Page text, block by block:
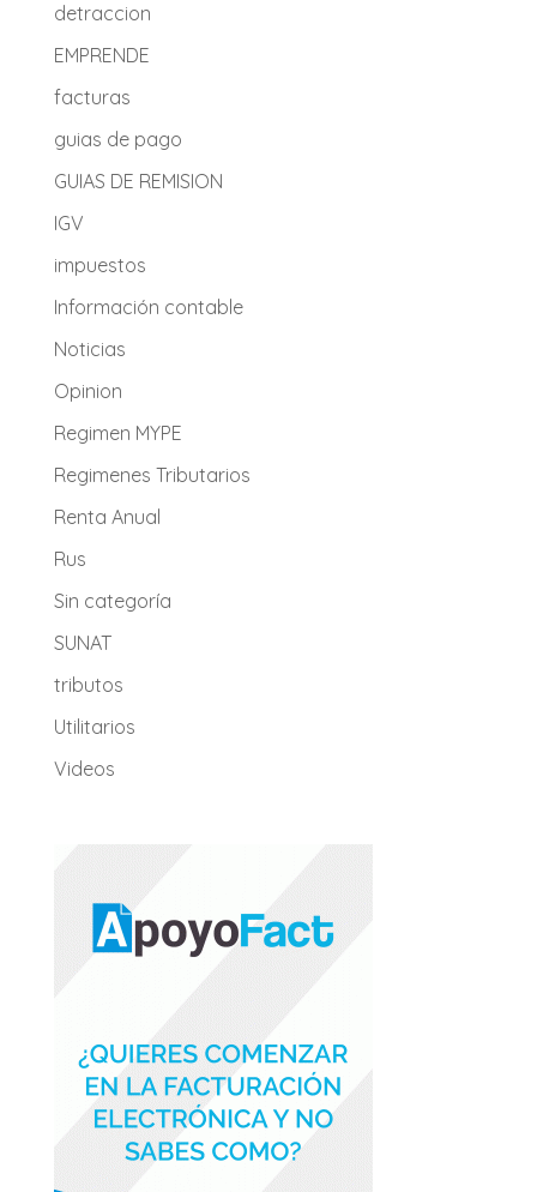
detraccion
EMPRENDE
facturas
guias de pago
GUIAS DE REMISION
IGV
impuestos
Información contable
Noticias
Opinion
Regimen MYPE
Regimenes Tributarios
Renta Anual
Rus
Sin categoría
SUNAT
tributos
Utilitarios
Videos